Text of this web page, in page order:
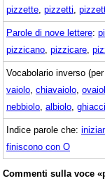
pizzette pizzetti
Parole di nove lettere:
pizzicano pizzicare
Vocabolario inverso
vaiolo chiavaiolo
nebbiolo albiolo
Indice parole che:
finiscono con O
Commenti sulla voce